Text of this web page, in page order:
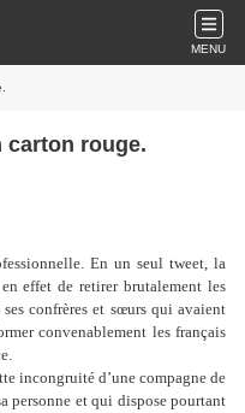
MENU
carton rouge.
En un seul tweet, la
effet de retirer brutalement les
confrères et sœurs qui avaient
convenablement les français
incongruité d’une compagne de
personne et qui dispose pourtant